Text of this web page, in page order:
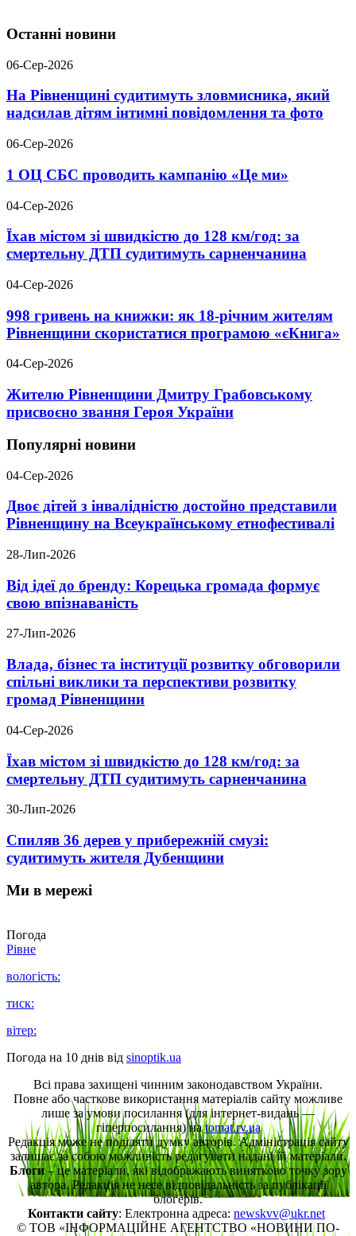
Останні новини
06-Сер-2026
На Рівненщині судитимуть зловмисника, який
надсилав дітям інтимні повідомлення та фото
06-Сер-2026
1 ОЦ СБС проводить кампанію «Це ми»
04-Сер-2026
Їхав містом зі швидкістю до 128 км/год: за
смертельну ДТП судитимуть сарненчанина
04-Сер-2026
998 гривень на книжки: як 18-річним жителям
Рівненщини скористатися програмою «єКнига»
04-Сер-2026
Жителю Рівненщини Дмитру Грабовському
присвоєно звання Героя України
Популярні новини
04-Сер-2026
Двоє дітей з інвалідністю достойно представили
Рівненщину на Всеукраїнському етнофестивалі
28-Лип-2026
Від ідеї до бренду: Корецька громада формує
свою впізнаваність
27-Лип-2026
Влада, бізнес та інституції розвитку обговорили
спільні виклики та перспективи розвитку
громад Рівненщини
04-Сер-2026
Їхав містом зі швидкістю до 128 км/год: за
смертельну ДТП судитимуть сарненчанина
30-Лип-2026
Спиляв 36 дерев у прибережній смузі:
судитимуть жителя Дубенщини
Ми в мережі
Погода
Рівне
вологість:
тиск:
вітер:
Погода на 10 днів від sinoptik.ua
Всі права захищені чинним законодавством України.
Повне або часткове використання матеріалів сайту можливе
лише за умови посилання (для інтернет-видань —
гіперпосилання) наtomat.rv.ua
Редакція може не поділяти думку авторів. Адміністрація сайту
залишає за собою можливість редагувати надані їй матеріали.
Блоги– це матеріали, які відображають винятково точку зору
автора. Редакція не несе відповідальність за публікації
блогерів.
Контакти сайту: Електронна адреса: newskvv@ukr.net
© ТОВ «ІНФОРМАЦІЙНЕ АГЕНТСТВО «НОВИНИ ПО-